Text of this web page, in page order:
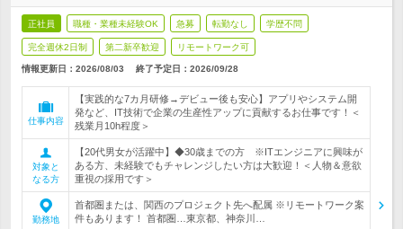
正社員 職種・業種未経験OK 急募 転勤なし 学歴不問
完全週休2日制 第二新卒歓迎 リモートワーク可
情報更新日：2026/08/03 終了予定日： 2026/09/28
仕事内容
【実践的な7カ月研修→デビュー後も安心】アプリやシステム開
発など、IT技術で企業の生産性アップに貢献するお仕事です！＜
残業月10h程度＞
対象と
なる方
【20代男女が活躍中】◆30歳までの方 ※ITエンジニアに興味が
ある方、未経験でもチャレンジしたい方は大歓迎！＜人物＆意欲
重視の採用です＞
勤務地
首都圏または、関西のプロジェクト先へ配属 ※リモートワーク案
件もあります！ 首都圏…東京都、神奈川…